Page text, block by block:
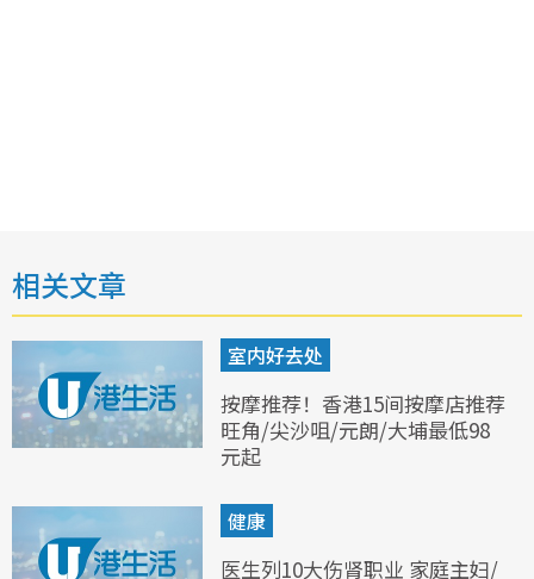
相关文章
室内好去处
按摩推荐！香港15间按摩店推荐
旺角/尖沙咀/元朗/大埔最低98
元起
健康
医生列10大伤肾职业 家庭主妇/